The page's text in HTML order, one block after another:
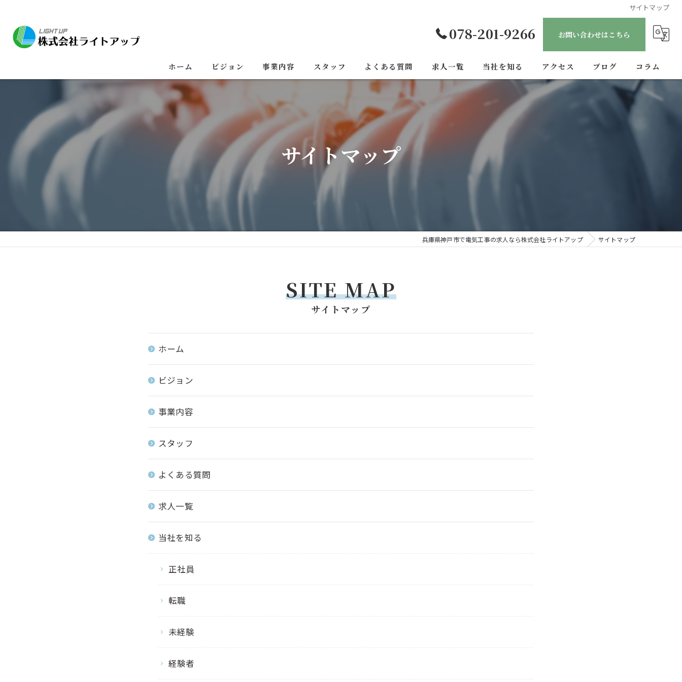
サイトマップ
078-201-9266 お問い合わせはこちら
ホーム ビジョン 事業内容 スタッフ よくある質問 求人一覧 当社を知る
正社員
転職
経験者
アクセス ブログ コラム
サイトマップ
兵庫県神戸市で電気工事の求人なら株式会社ライトアップ サイトマップ
サイトマップ
SITE MAP
ホーム
ビジョン
事業内容
スタッフ
よくある質問
求人一覧
当社を知る
正社員
転職
未経験
経験者